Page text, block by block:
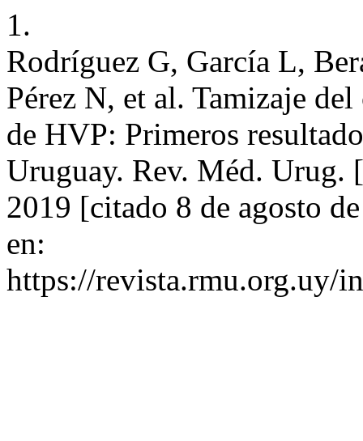
1.
Rodríguez G, García L,
Pérez N, et al. Tamizaje
de HVP: Primeros
Uruguay. Rev. Méd. Urug.
2019 [citado 8 de agosto
en:
https://revista.rmu.org.uy/